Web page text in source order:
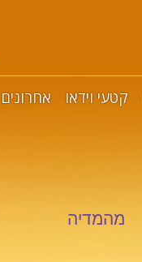
קטעי וידאו אחרונים
מהמדיה